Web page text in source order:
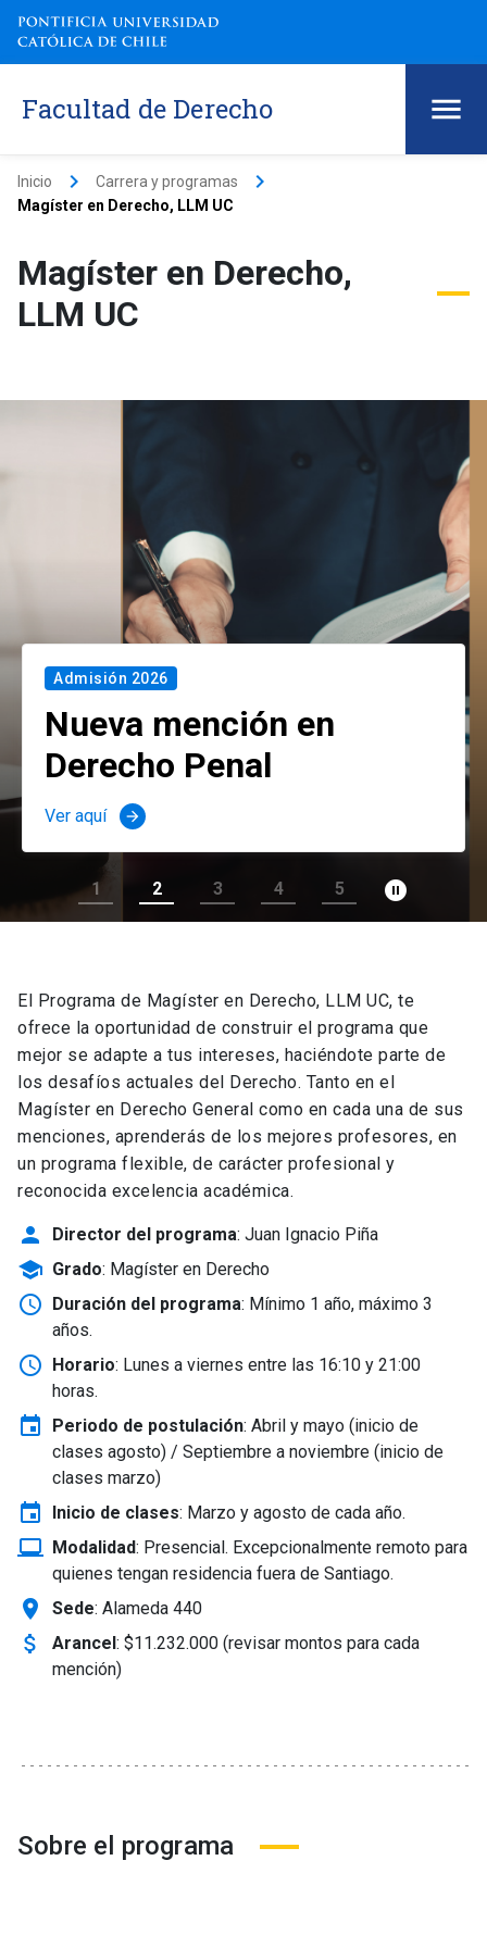
Facultad de Derecho
Inicio keyboard_arrow_right Carrera y programas keyboard_arrow_right
Magíster en Derecho, LLM UC
Magíster en Derecho,
LLM UC
Admisión 2026
Nueva mención en
Derecho Penal
Ver aquí arrow_forward
1 2 3 4 5 pause_circle_filled
El Programa de Magíster en Derecho, LLM UC, te
ofrece la oportunidad de construir el programa que
mejor se adapte a tus intereses, haciéndote parte de
los desafíos actuales del Derecho. Tanto en el
Magíster en Derecho General como en cada una de sus
menciones, aprenderás de los mejores profesores, en
un programa flexible, de carácter profesional y
reconocida excelencia académica.
person Director del programa: Juan Ignacio Piña
school Grado: Magíster en Derecho
schedule Duración del programa: Mínimo 1 año, máximo 3
años.
schedule Horario: Lunes a viernes entre las 16:10 y 21:00
horas.
event Periodo de postulación: Abril y mayo (inicio de
clases agosto) / Septiembre a noviembre (inicio de
clases marzo)
event Inicio de clases: Marzo y agosto de cada año.
laptop_windows Modalidad: Presencial. Excepcionalmente remoto para
quienes tengan residencia fuera de Santiago.
location_on Sede: Alameda 440
attach_money Arancel: $11.232.000 (revisar montos para cada
mención)
Sobre el programa